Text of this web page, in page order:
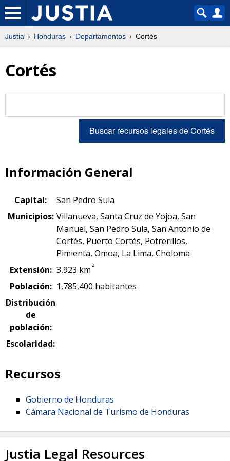
Justia Honduras Departamentos Cortés
Cortés
Información General
Capital:
San Pedro Sula
Municipios: Villanueva, Santa Cruz de Yojoa, San
Manuel, San Pedro Sula, San Antonio de
Cortés, Puerto Cortés, Potrerillos,
Pimienta, Omoa, La Lima, Choloma
Extensión: 3,923 km 2
Población: 1,785,400 habitantes
Distribución
de
población:
Escolaridad:
Recursos
Gobierno de Honduras
Cámara Nacional de Turismo de Honduras
Justia Legal Resources